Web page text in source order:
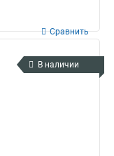
Сравнить
В наличии